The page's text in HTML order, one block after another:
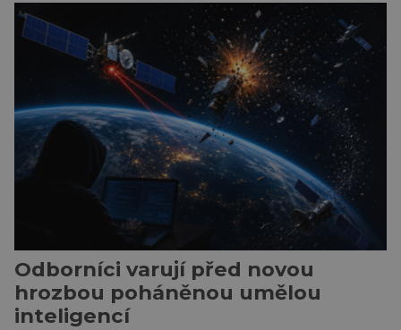
z City University of New York a King’s College
London ukazuje, že někteří choboti, včetně
populárního systému Grok od firmy xAI Elona
Muska, mají tendenci podporovat bludné
představy […]
Odborníci varují před novou
hrozbou poháněnou umělou
inteligencí